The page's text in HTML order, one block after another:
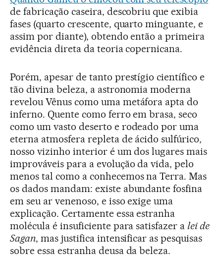
de fabricação caseira, descobriu que exibia
fases (quarto crescente, quarto minguante, e
assim por diante), obtendo então a primeira
evidência direta da teoria copernicana.
Porém, apesar de tanto prestígio científico e
tão divina beleza, a astronomia moderna
revelou Vênus como uma metáfora apta do
inferno. Quente como ferro em brasa, seco
como um vasto deserto e rodeado por uma
eterna atmosfera repleta de ácido sulfúrico,
nosso vizinho interior é um dos lugares mais
improváveis para a evolução da vida, pelo
menos tal como a conhecemos na Terra. Mas
os dados mandam: existe abundante fosfina
em seu ar venenoso, e isso exige uma
explicação. Certamente essa estranha
molécula é insuficiente para satisfazer a lei de
Sagan, mas justifica intensificar as pesquisas
sobre essa estranha deusa da beleza.